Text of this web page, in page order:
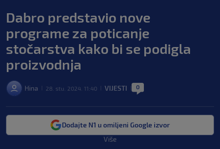
Dabro predstavio nove
programe za poticanje
stočarstva kako bi se podigla
proizvodnja
Hina 28. stu. 2024. 11:40 VIJESTI 0
Dodajte N1 u omiljeni Google izvor
Više